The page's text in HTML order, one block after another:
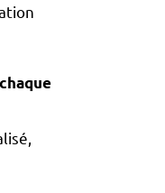
chaque